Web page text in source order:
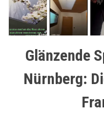
Glänzende
Nürnberg: